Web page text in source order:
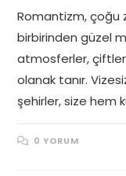
Romantizm, çoğu
birbirinden güzel
atmosferler,
olanak tanır.
şehirler, size hem
0 YORUM